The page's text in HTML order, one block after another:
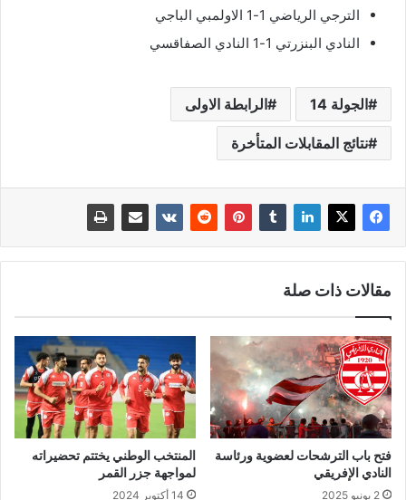
الترجي الرياضي 1-1 الاولمبي الباجي
النادي البنزرتي 1-1 النادي الصفاقسي
الجولة 14 الرابطة الاولى
نتائج المقابلات المتأخرة
مقالات ذات صلة
فتح باب الترشحات لعضوية ورئاسة
النادي الإفريقي
2 يونيو 2025
المنتخب الوطني يختتم تحضيراته
لمواجهة جزر القمر
14 أكتوبر 2024